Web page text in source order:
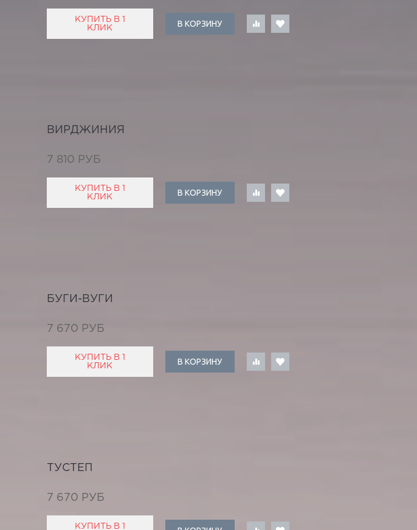
КУПИТЬ В 1
КЛИК
В КОРЗИНУ
ВИРДЖИНИЯ
7 810 РУБ
КУПИТЬ В 1
КЛИК
В КОРЗИНУ
БУГИ-ВУГИ
7 670 РУБ
КУПИТЬ В 1
КЛИК
В КОРЗИНУ
ТУСТЕП
7 670 РУБ
КУПИТЬ В 1